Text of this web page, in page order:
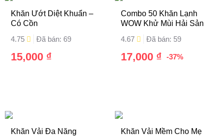
Khăn Ướt Diệt Khuẩn –
Có Cồn
4.75
Đã bán: 69
15,000 ₫
Combo 50 Khăn Lạnh
WOW Khử Mùi Hải Sản
4.67
Đã bán: 59
17,000 ₫ -37%
Khăn Vải Đa Năng
Khăn Vải Mềm Cho Mẹ